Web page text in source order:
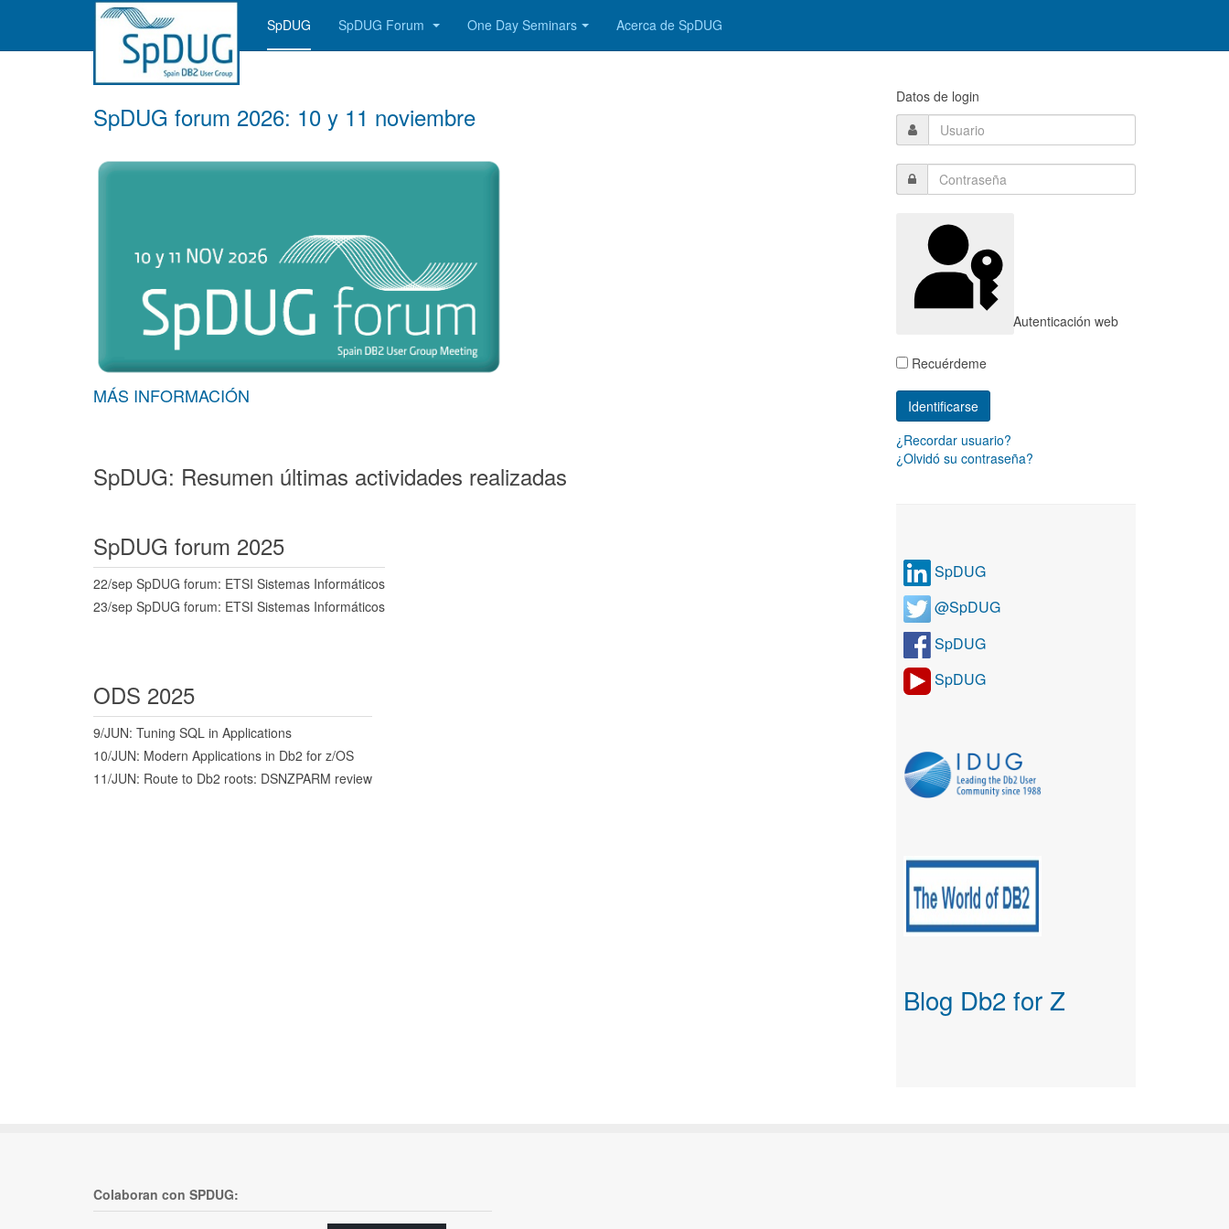
SpDUG SpDUG Forum One Day Seminars Acerca de SpDUG
SpDUG forum 2026: 10 y 11 noviembre
MÁS INFORMACIÓN
SpDUG: Resumen últimas actividades realizadas
SpDUG forum 2025
22/sep SpDUG forum: ETSI Sistemas Informáticos
23/sep SpDUG forum: ETSI Sistemas Informáticos
ODS 2025
9/JUN: Tuning SQL in Applications
10/JUN: Modern Applications in Db2 for z/OS
11/JUN: Route to Db2 roots: DSNZPARM review
Datos de login
Autenticación web
Recuérdeme
¿Recordar usuario?
¿Olvidó su contraseña?
SpDUG
@SpDUG
SpDUG
SpDUG
Blog Db2 for Z
Colaboran con SPDUG: